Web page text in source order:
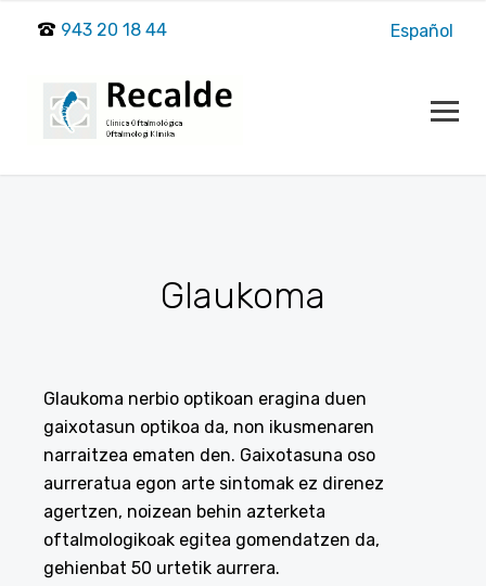
943 20 18 44 Español
Glaukoma
Glaukoma nerbio optikoan eragina duen
gaixotasun optikoa da, non ikusmenaren
narraitzea ematen den. Gaixotasuna oso
aurreratua egon arte sintomak ez direnez
agertzen, noizean behin azterketa
oftalmologikoak egitea gomendatzen da,
gehienbat 50 urtetik aurrera.